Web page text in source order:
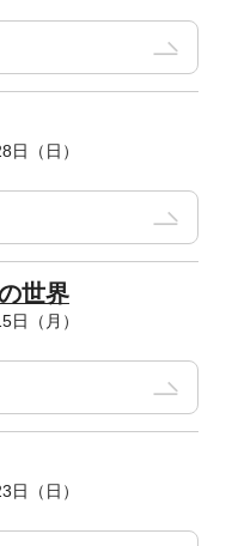
（日）
世界
（月）
（日）